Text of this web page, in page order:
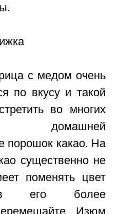
с медом очень
по вкусу и такой
во многих
домашней
порошок какао. На
существенно не
поменять цвет
его более
Изюм